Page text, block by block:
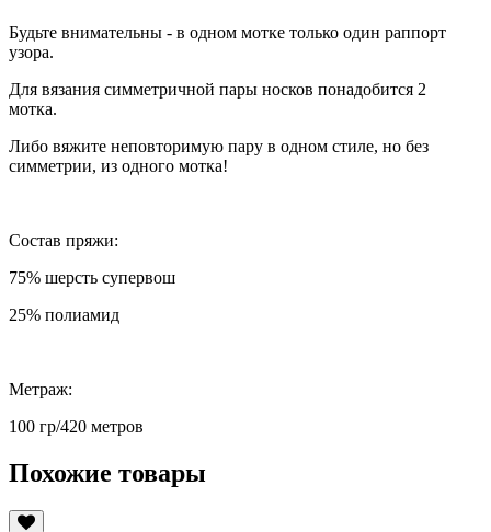
Будьте внимательны - в одном мотке только один раппорт
узора.
Для вязания симметричной пары носков понадобится 2
мотка.
Либо вяжите неповторимую пару в одном стиле, но без
симметрии, из одного мотка!
Состав пряжи:
75% шерсть супервош
25% полиамид
Метраж:
100 гр/420 метров
Похожие товары